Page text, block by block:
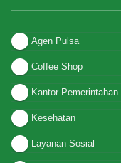
Agen Pulsa
Coffee Shop
Kantor Pemerintahan
Kesehatan
Layanan Sosial